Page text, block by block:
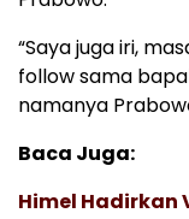
“Saya juga iri,
follow sama
namanya
Baca Juga:
Himel Hadirkan